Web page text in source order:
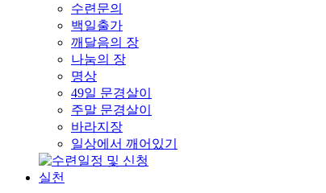
수련문의
백일출가
깨달음의 장
나눔의 장
명상
49일 문경살이
주말 문경살이
바라지장
일상에서 깨어있기
실천